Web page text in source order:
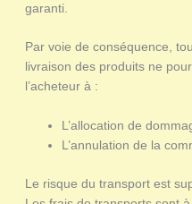
garanti.
Par voie de conséquence,
livraison des produits ne
l’acheteur à :
L’allocation de
L’annulation de la
Le risque du transport est